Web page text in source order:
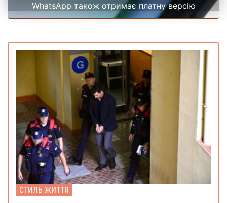
WhatsApp також отримає платну версію
СТИЛЬ ЖИТТЯ